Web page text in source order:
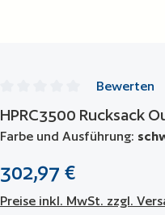
Durchschnittliche
Bewerten
HPRC3500 Rucksack
Farbe und Ausführung:
302,97 €
Preise inkl. MwSt. zzgl.